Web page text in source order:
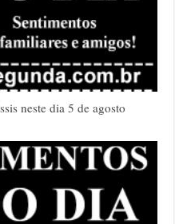
neste dia 5 de agosto